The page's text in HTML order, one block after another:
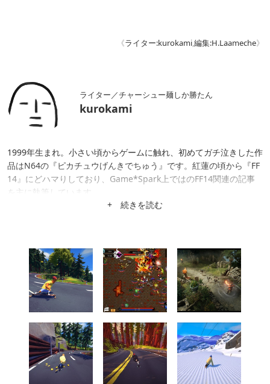
《ライター:kurokami,編集:H.Laameche》
ライター／チャーシュー麺しか勝たん
kurokami
1999年生まれ。小さい頃からゲームに触れ、初めてガチ泣きした作
品はN64の『ピカチュウげんきでちゅう』です。紅蓮の頃から『FF
14』にどハマりしており、Game*Spark上ではのFF14関連の記事
を主に執筆しています。
+ 続きを読む